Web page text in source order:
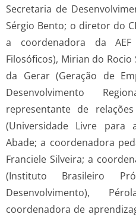
Secretaria de
Sérgio Bento; o diretor do
a coordenadora da AEF
Filosóficos), Mirian do
da Gerar (Geração de
Desenvolvimento
representante de
(Universidade Livre para
Abade; a coordenadora
Franciele Silveira; a
(Instituto Brasileiro
Desenvolvimento),
coordenadora de